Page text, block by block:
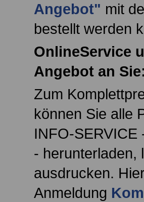
Angebot" mit
bestellt werden
OnlineService
Angebot an
Zum
können Sie alle
INFO-SERVICE
- herunterladen,
ausdrucken.
Anmeldung